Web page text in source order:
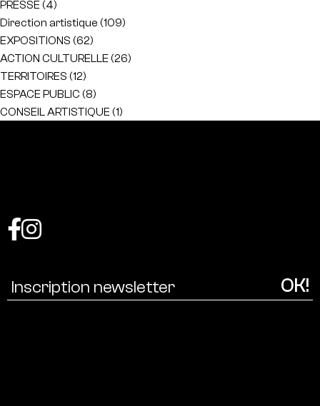
PRESSE (4)
Direction artistique (109)
EXPOSITIONS (62)
ACTION CULTURELLE (26)
TERRITOIRES (12)
ESPACE PUBLIC (8)
CONSEIL ARTISTIQUE (1)